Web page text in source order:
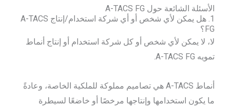
الأسئلة الشائعة حول A-TACS FG
1. هل يمكن لأي شخص أو أي شركة استخدام/إنتاج A-TACS
FG؟
لا، لا يمكن لأي شخص أو كل شركة استخدام أو إنتاج أنماط
تمويه A-TACS FG.
أنماط A-TACS هي تصاميم مملوكة للملكية الخاصة، وعادةً
ما يكون استخدامها وإنتاجها مرخصًا أو خاضعًا لسيطرة